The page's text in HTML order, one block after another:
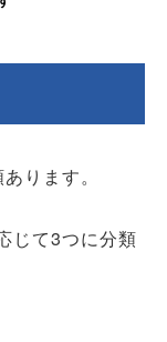
ります。
じて3つに分類